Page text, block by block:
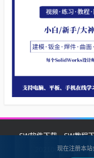
SW软件下载 SW教程
2021002287号-1
现在注册本站